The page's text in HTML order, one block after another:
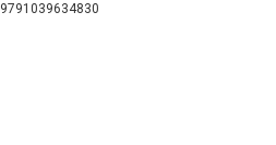
9791039634830